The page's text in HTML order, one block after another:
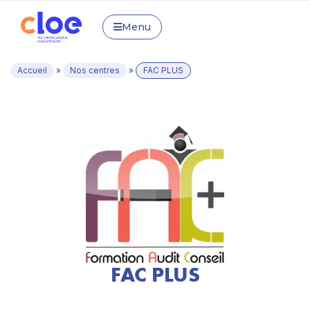
Menu
Accueil » Nos centres » FAC PLUS
FAC PLUS